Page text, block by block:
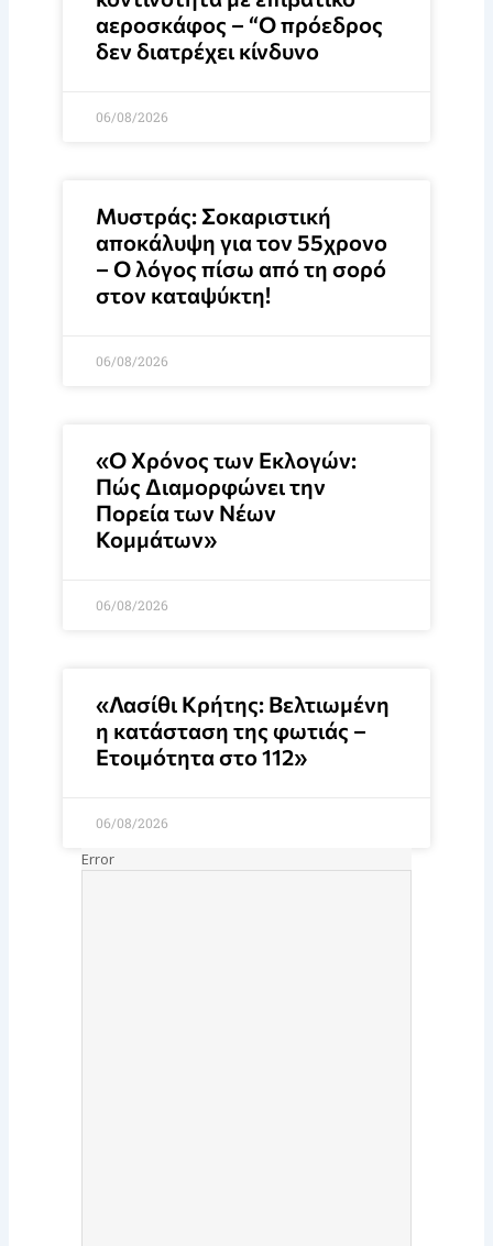
αεροσκάφος – “Ο πρόεδρος
δεν διατρέχει κίνδυνο
06/08/2026
Μυστράς: Σοκαριστική
αποκάλυψη για τον 55χρονο
– Ο λόγος πίσω από τη σορό
στον καταψύκτη!
06/08/2026
«Ο Χρόνος των Εκλογών:
Πώς Διαμορφώνει την
Πορεία των Νέων
Κομμάτων»
06/08/2026
«Λασίθι Κρήτης: Βελτιωμένη
η κατάσταση της φωτιάς –
Ετοιμότητα στο 112»
06/08/2026